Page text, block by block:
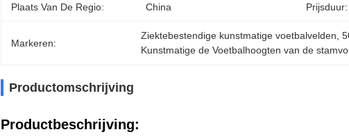
Plaats Van De Regio: China Prijsduur:
Markeren:
Ziektebestendige kunstmatige voetbalvelden ,
Kunstmatige de Voetbalhoogten van de
Productomschrijving
Productbeschrijving: